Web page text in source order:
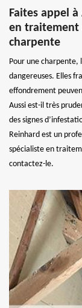
Faites appel
en traitement
charpente
Pour une charpente,
dangereuses. Elles
effondrement
Aussi est-il très
des signes
Reinhard est un
spécialiste en
contactez-le.